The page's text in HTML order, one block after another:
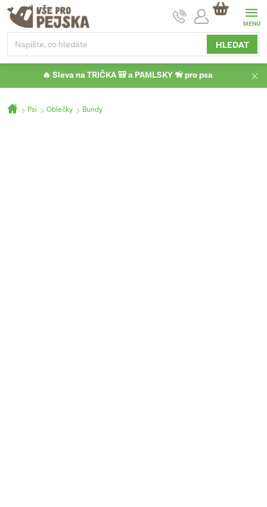
Přejít
obsah
HLEDAT
NÁKUPNÍ
KOŠÍK
🔥 Sleva na TRIČKA 🎒 a PAMLSKY 🦮 pro psa
Domů
Psi Oblečky Bundy